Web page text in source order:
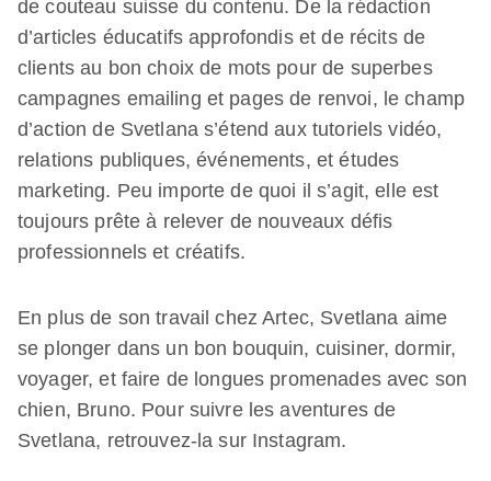
de couteau suisse du contenu. De la rédaction
d’articles éducatifs approfondis et de récits de
clients au bon choix de mots pour de superbes
campagnes emailing et pages de renvoi, le champ
d’action de Svetlana s’étend aux tutoriels vidéo,
relations publiques, événements, et études
marketing. Peu importe de quoi il s’agit, elle est
toujours prête à relever de nouveaux défis
professionnels et créatifs.
En plus de son travail chez Artec, Svetlana aime
se plonger dans un bon bouquin, cuisiner, dormir,
voyager, et faire de longues promenades avec son
chien, Bruno. Pour suivre les aventures de
Svetlana, retrouvez-la sur Instagram.